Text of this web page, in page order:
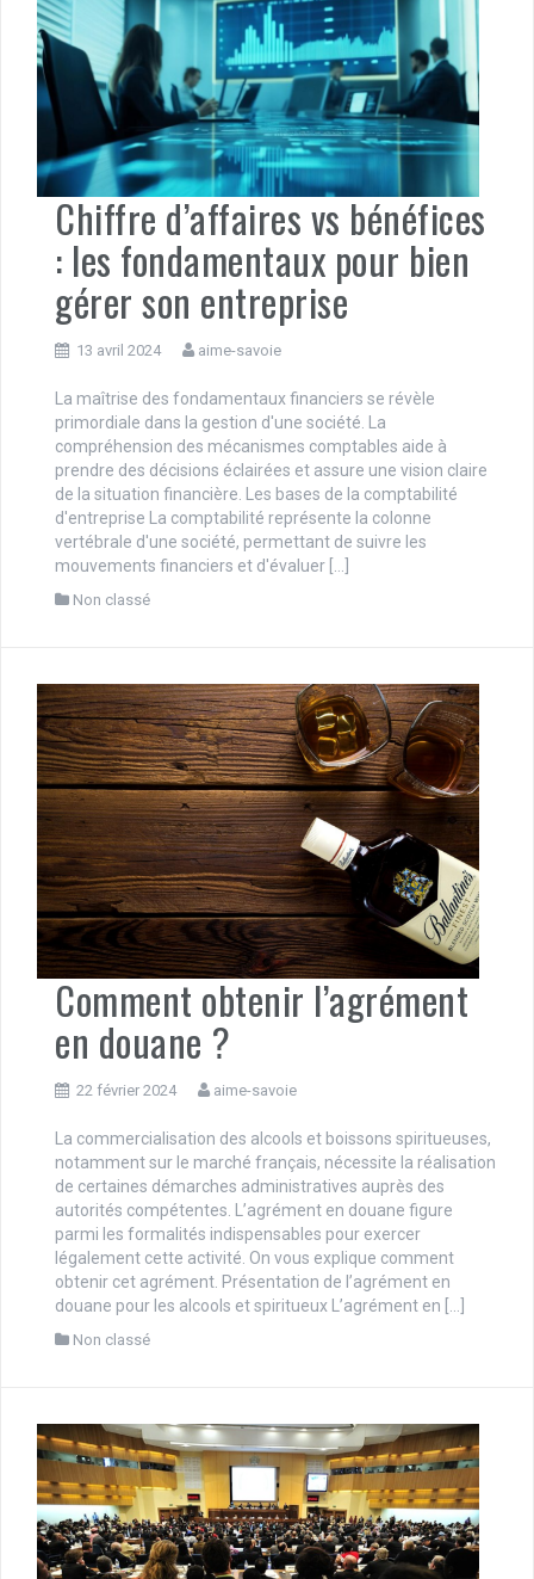
Chiffre d’affaires vs bénéfices
: les fondamentaux pour bien
gérer son entreprise
13 avril 2024 aime-savoie
La maîtrise des fondamentaux financiers se révèle
primordiale dans la gestion d'une société. La
compréhension des mécanismes comptables aide à
prendre des décisions éclairées et assure une vision claire
de la situation financière. Les bases de la comptabilité
d'entreprise La comptabilité représente la colonne
vertébrale d'une société, permettant de suivre les
mouvements financiers et d'évaluer […]
Non classé
Comment obtenir l’agrément
en douane ?
22 février 2024 aime-savoie
La commercialisation des alcools et boissons spiritueuses,
notamment sur le marché français, nécessite la réalisation
de certaines démarches administratives auprès des
autorités compétentes. L’agrément en douane figure
parmi les formalités indispensables pour exercer
légalement cette activité. On vous explique comment
obtenir cet agrément. Présentation de l’agrément en
douane pour les alcools et spiritueux L’agrément en […]
Non classé